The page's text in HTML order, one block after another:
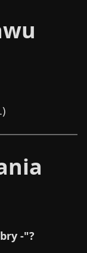
-"?